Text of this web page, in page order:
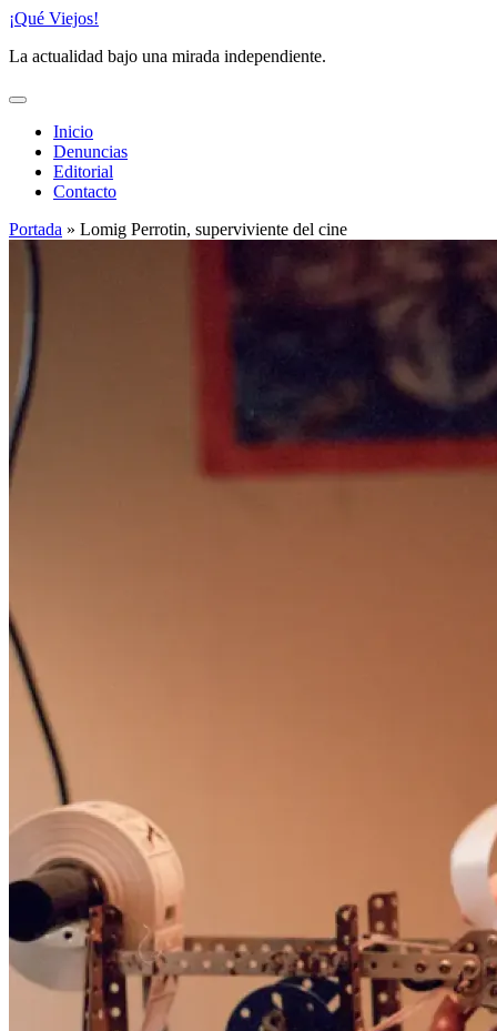
Saltar
contenido
¡Qué Viejos!
La actualidad bajo una mirada independiente.
Inicio
Denuncias
Editorial
Contacto
Portada » Lomig Perrotin, superviviente del cine